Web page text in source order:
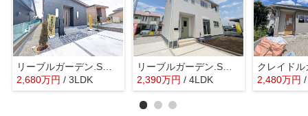
リーブルガーデン.S高崎市塚田町ー①
2,680万円 / 3LDK
リーブルガーデン.S高崎市町屋町第2ー①
2,390万円 / 4LDK 2,480万円